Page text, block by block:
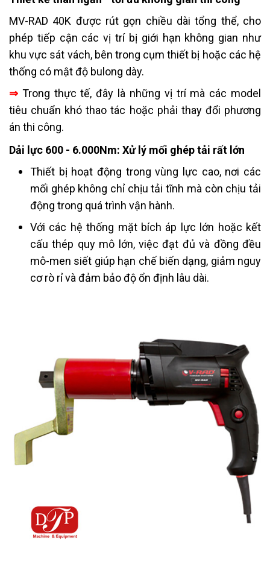
MV-RAD 40K được rút gọn chiều dài tổng thể, cho
phép tiếp cận các vị trí bị giới hạn không gian như
khu vực sát vách, bên trong cụm thiết bị hoặc các hệ
thống có mật độ bulong dày.
⇒ Trong thực tế, đây là những vị trí mà các model
tiêu chuẩn khó thao tác hoặc phải thay đổi phương
án thi công.
Dải lực 600 - 6.000Nm: Xử lý mối ghép tải rất lớn
Thiết bị hoạt động trong vùng lực cao, nơi các
mối ghép không chỉ chịu tải tĩnh mà còn chịu tải
động trong quá trình vận hành.
Với các hệ thống mặt bích áp lực lớn hoặc kết
cấu thép quy mô lớn, việc đạt đủ và đồng đều
mô-men siết giúp hạn chế biến dạng, giảm nguy
cơ rò rỉ và đảm bảo độ ổn định lâu dài.